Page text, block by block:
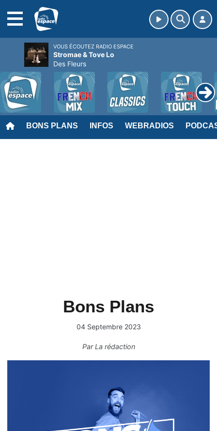
BONS PLANS INFOS WEBRADIOS
Bons Plans
04 Septembre 2023
ParLa rédaction
VOUS ÉCOUTEZ RADIO ESPACE
Stromae & Tove Lo
Des Fleurs